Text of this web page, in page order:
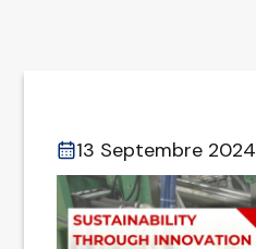
13 Septembre 2024